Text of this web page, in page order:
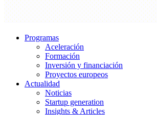
Programas
Aceleración
Formación
Inversión y financiación
Proyectos europeos
Actualidad
Noticias
Startup generation
Insights & Articles